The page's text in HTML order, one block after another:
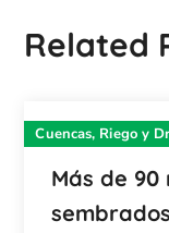
Related
Cuencas, Riego y
Más de